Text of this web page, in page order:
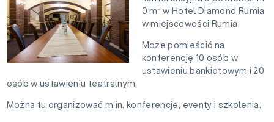
0 m² w Hotel Diamond Rumia
w miejscowości Rumia.
Może pomieścić na
konferencję 10 osób w
ustawieniu bankietowym i 20
osób w ustawieniu teatralnym.
Można tu organizować m.in. konferencje, eventy i szkolenia.